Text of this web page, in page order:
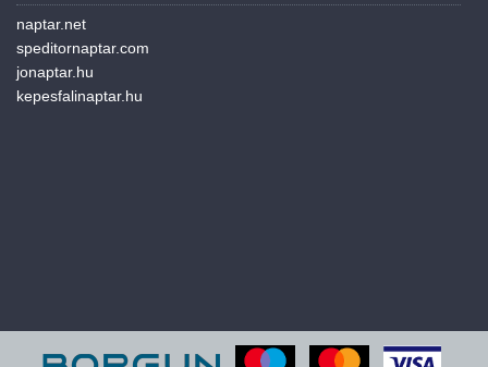
naptar.net
speditornaptar.com
jonaptar.hu
kepesfalinaptar.hu